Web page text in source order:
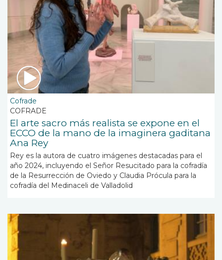
Cofrade
COFRADE
El arte sacro más realista se expone en el
ECCO de la mano de la imaginera gaditana
Ana Rey
Rey es la autora de cuatro imágenes destacadas para el
año 2024, incluyendo el Señor Resucitado para la cofradía
de la Resurrección de Oviedo y Claudia Prócula para la
cofradía del Medinaceli de Valladolid